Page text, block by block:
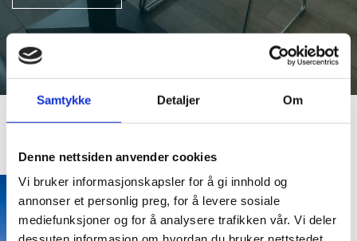
Samtykke Detaljer Om
Denne nettsiden anvender cookies
Vi bruker informasjonskapsler for å gi innhold og
annonser et personlig preg, for å levere sosiale
mediefunksjoner og for å analysere trafikken vår. Vi deler